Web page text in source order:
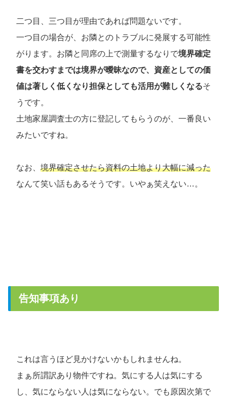
二つ目、三つ目が理由であれば問題ないです。
一つ目の場合が、お隣とのトラブルに発展する可能性
がります。お隣と同席の上で測量するなりで境界確定
書を交わすまでは境界が曖昧なので、資産としての価
値は著しく低くなり担保としても活用が難しくなるそ
うです。
土地家屋調査士の方に登記してもらうのが、一番良い
みたいですね。
なお、 境界確定させたら資料の土地より大幅に減った
なんて笑い話もあるそうです。いやぁ笑えない…。
告知事項あり
これは言うほど見かけないかもしれませんね。
まぁ所謂訳あり物件ですね。気にする人は気にする
し、気にならない人は気にならない。でも原因次第で